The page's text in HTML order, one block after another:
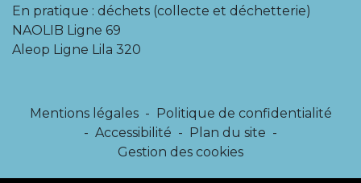
En pratique : déchets (collecte et déchetterie)
NAOLIB Ligne 69
Aleop Ligne Lila 320
Mentions légales - Politique de confidentialité
- Accessibilité - Plan du site -
Gestion des cookies